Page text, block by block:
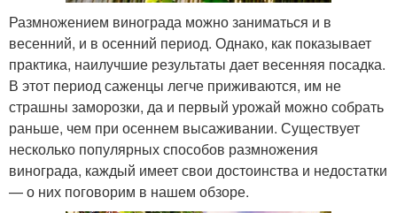
Размножением винограда можно заниматься и в
весенний, и в осенний период. Однако, как показывает
практика, наилучшие результаты дает весенняя посадка.
В этот период саженцы легче приживаются, им не
страшны заморозки, да и первый урожай можно собрать
раньше, чем при осеннем высаживании. Существует
несколько популярных способов размножения
винограда, каждый имеет свои достоинства и недостатки
— о них поговорим в нашем обзоре.